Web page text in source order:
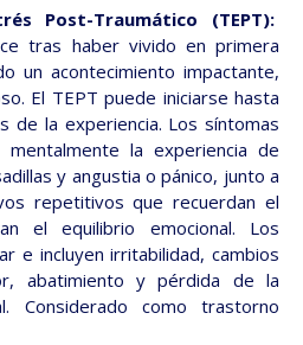
Post-Traumático (TEPT):
tras haber vivido en primera
un acontecimiento impactante,
El TEPT puede iniciarse hasta
de la experiencia. Los síntomas
la experiencia de
y angustia o pánico, junto a
repetitivos que recuerdan el
el equilibrio emocional. Los
e incluyen irritabilidad, cambios
abatimiento y pérdida de la
Considerado como trastorno